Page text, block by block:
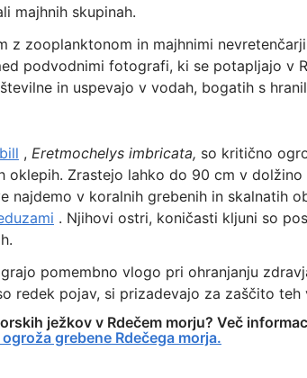
majhnih skupinah.
z zooplanktonom in majhnimi
podvodnimi fotografi, ki se potapljajo v
in uspevajo v vodah, bogatih s
, Eretmochelys imbricata, so kritično
oklepih. Zrastejo lahko do 90 cm v
najdemo v koralnih grebenih in skalnatih
. Njihovi ostri, koničasti kljuni so
pomembno vlogo pri ohranjanju
redek pojav, si prizadevajo za zaščito teh
ježkov v Rdečem morju? Več
grebene Rdečega morja.